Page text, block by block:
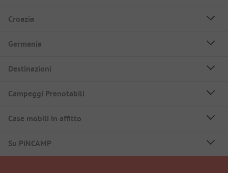
Croazia
Germania
Destinazioni
Campeggi Prenotabili
Case mobili in affitto
Su PiNCAMP